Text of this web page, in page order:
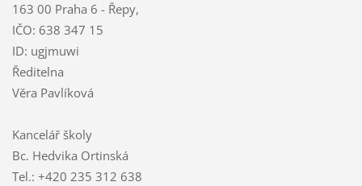
163 00 Praha 6 - Řepy,
IČO: 638 347 15
ID: ugjmuwi
Ředitelna
Věra Pavlíková
Kancelář školy
Bc. Hedvika Ortinská
Tel.: +420 235 312 638